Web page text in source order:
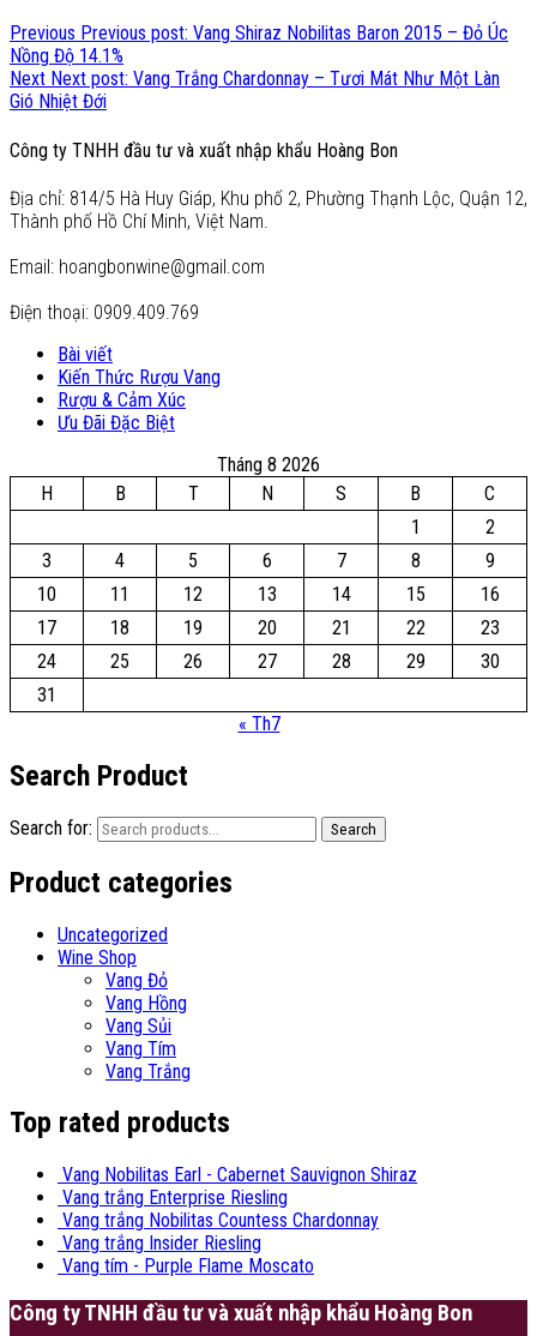
Previous Previous post: Vang Shiraz Nobilitas Baron 2015 – Đỏ Úc
Nồng Độ 14.1%
Next Next post: Vang Trắng Chardonnay – Tươi Mát Như Một Làn
Gió Nhiệt Đới
Công ty TNHH đầu tư và xuất nhập khẩu Hoàng Bon
Địa chỉ: 814/5 Hà Huy Giáp, Khu phố 2, Phường Thạnh Lộc, Quận 12,
Thành phố Hồ Chí Minh, Việt Nam.
Email: hoangbonwine@gmail.com
Điện thoại: 0909.409.769
Bài viết
Kiến Thức Rượu Vang
Rượu & Cảm Xúc
Ưu Đãi Đặc Biệt
Tháng 8 2026
H
B T N S B
C
1
2
3
4 5 6 7 8
9
10
11 12 13 14 15
16
17
18 19 20 21 22
23
24
25 26 27 28 29
30
31
« Th7
Search Product
Search for: Search
Product categories
Uncategorized
Wine Shop
Vang Đỏ
Vang Hồng
Vang Sủi
Vang Tím
Vang Trắng
Top rated products
Vang Nobilitas Earl - Cabernet Sauvignon Shiraz
Vang trắng Enterprise Riesling
Vang trắng Nobilitas Countess Chardonnay
Vang trắng Insider Riesling
Vang tím - Purple Flame Moscato
Công ty TNHH đầu tư và xuất nhập khẩu Hoàng Bon